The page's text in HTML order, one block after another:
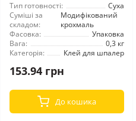
Тип готовності:
Суха
Суміші за
складом:
Модифікований
крохмаль
Фасовка:
Упаковка
Вага:
0,3 кг
Категорія:
Клей для шпалер
153.94 грн
До кошика